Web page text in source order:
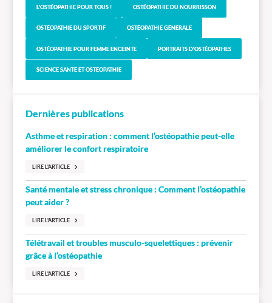
L'OSTÉOPATHIE POUR TOUS ! OSTÉOPATHIE DU NOURRISSON
OSTÉOPATHIE DU SPORTIF OSTÉOPATHIE GÉNÉRALE
OSTÉOPATHIE POUR FEMME ENCEINTE PORTRAITS D'OSTÉOPATHES
SCIENCE SANTÉ ET OSTÉOPATHIE
Dernières publications
Asthme et respiration : comment l’ostéopathie peut-elle
améliorer le confort respiratoire
LIRE L'ARTICLE
Santé mentale et stress chronique : Comment l’ostéopathie
peut aider ?
LIRE L'ARTICLE
Télétravail et troubles musculo-squelettiques : prévenir
grâce à l’ostéopathie
LIRE L'ARTICLE